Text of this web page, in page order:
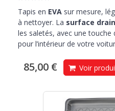
Tapis en EVA sur mesure,
à nettoyer. La surface
les saletés, avec une touche
pour l’intérieur de votre
85,00 € Voir